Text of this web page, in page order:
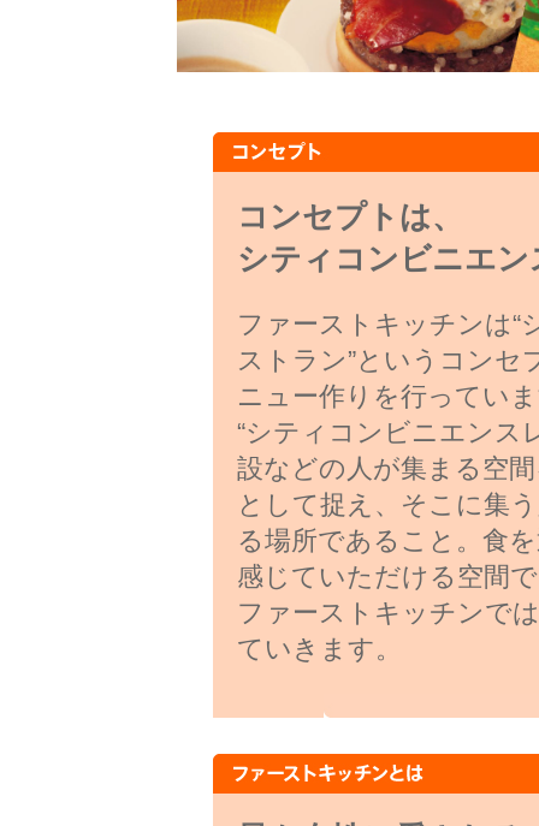
コンセプトは、
シティコンビニエ
ファーストキッチンは“
ストラン”というコンセ
ニュー作りを行ってい
“シティコンビニエンス
設などの人が集まる空
として捉え、そこに集
る場所であること。食
感じていただける空間
ファーストキッチンで
ていきます。